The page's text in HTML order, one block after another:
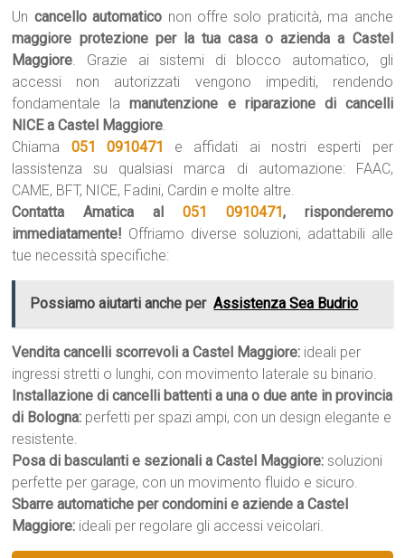
Un cancello automatico non offre solo praticità, ma anche
maggiore protezione per la tua casa o azienda a Castel
Maggiore. Grazie ai sistemi di blocco automatico, gli
accessi non autorizzati vengono impediti, rendendo
fondamentale lamanutenzione e riparazione di cancelli
NICE a Castel Maggiore.
Chiama 051 0910471
e affidati ai nostri esperti per
lassistenza su qualsiasi marca di automazione: FAAC,
CAME, BFT, NICE, Fadini, Cardin e molte altre.
Contatta Amatica al 051 0910471, risponderemo
immediatamente! Offriamo diverse soluzioni, adattabili alle
tue necessità specifiche:
Possiamo aiutarti anche per Assistenza Sea Budrio
Vendita cancelli scorrevoli a Castel Maggiore: ideali per
ingressi stretti o lunghi, con movimento laterale su binario.
Installazione di cancelli battenti a una o due ante in provincia
di Bologna: perfetti per spazi ampi, con un design elegante e
resistente.
Posa di basculanti e sezionali a Castel Maggiore: soluzioni
perfette per garage, con un movimento fluido e sicuro.
Sbarre automatiche per condomini e aziende a Castel
Maggiore: ideali per regolare gli accessi veicolari.